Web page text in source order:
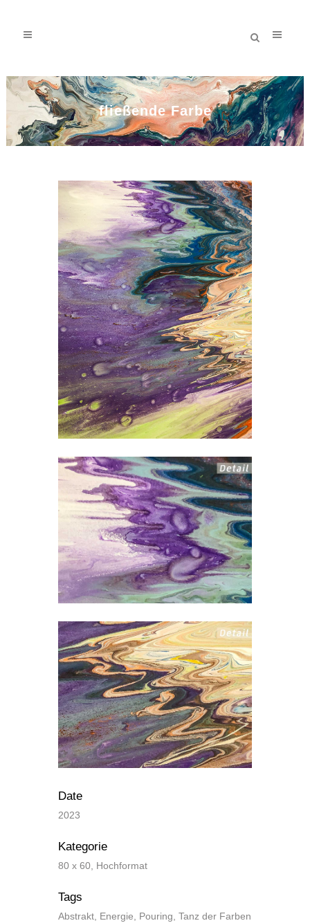
fließende Farbe
Date
2023
Kategorie
80 x 60, Hochformat
Tags
Abstrakt, Energie, Pouring, Tanz der Farben